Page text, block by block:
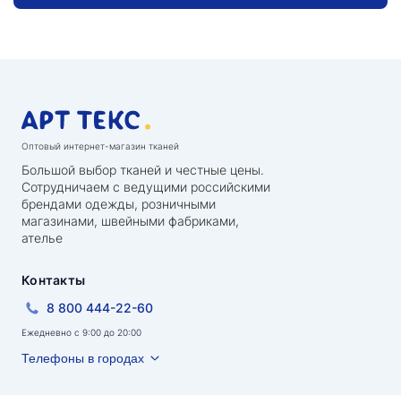
Оптовый интернет-магазин тканей
Большой выбор тканей и честные цены.
Сотрудничаем с ведущими российскими
брендами одежды, розничными
магазинами, швейными фабриками,
ателье
Контакты
8 800 444-22-60
Ежедневно с 9:00 до 20:00
Телефоны в городах